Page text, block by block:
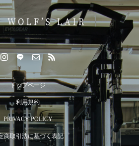
トップページ
利用規約
PRIVACY POLICY
商取引法に基づく表記